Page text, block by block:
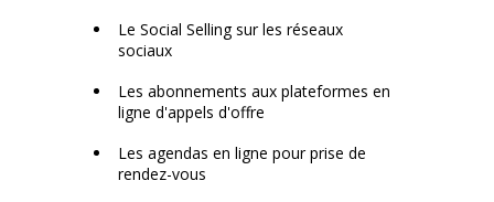
Le Social Selling sur les réseaux
sociaux
Les abonnements aux plateformes en
ligne d'appels d'offre
Les agendas en ligne pour prise de
rendez-vous